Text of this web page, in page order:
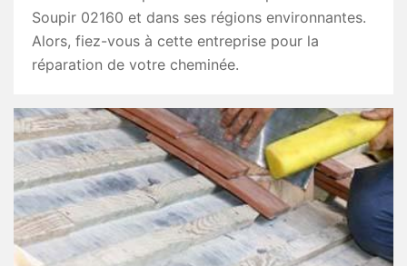
Soupir 02160 et dans ses régions environnantes.
Alors, fiez-vous à cette entreprise pour la
réparation de votre cheminée.